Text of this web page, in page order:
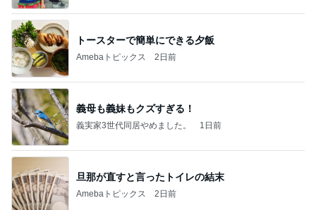
トースターで簡単にできる夕飯
Amebaトピックス 2日前
義母も義妹もクズすぎる！
義実家3世代同居やめました。 1日前
旦那が直すと言ったトイレの結末
Amebaトピックス 2日前